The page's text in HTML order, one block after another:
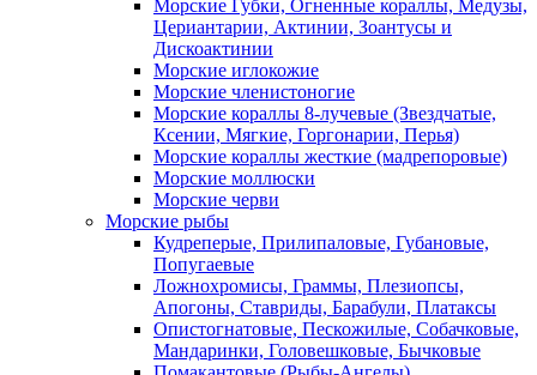
Морские Губки, Огненные кораллы, Медузы,
Цериантарии, Актинии, Зоантусы и
Дискоактинии
Морские иглокожие
Морские членистоногие
Морские кораллы 8-лучевые (Звездчатые,
Ксении, Мягкие, Горгонарии, Перья)
Морские кораллы жесткие (мадрепоровые)
Морские моллюски
Морские черви
Морские рыбы
Кудреперые, Прилипаловые, Губановые,
Попугаевые
Ложнохромисы, Граммы, Плезиопсы,
Апогоны, Ставриды, Барабули, Платаксы
Опистогнатовые, Пескожилые, Собачковые,
Мандаринки, Головешковые, Бычковые